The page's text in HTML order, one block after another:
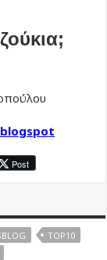
Post
TOP10